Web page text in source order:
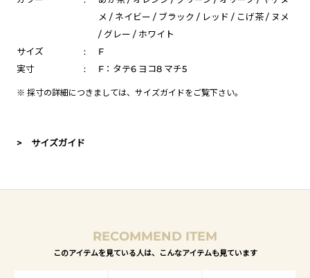
メ / ネイビー / ブラック / レッド / こげ茶 / ヌメ
/ グレー / ホワイト
サイズ
:
F
実寸
: F：タテ6 ヨコ8 マチ5
※ 採寸の詳細につきましては、 サイズガイドをご覧下さい。
> サイズガイド
RECOMMEND ITEM
このアイテムを見ている人は、こんなアイテムも見ています